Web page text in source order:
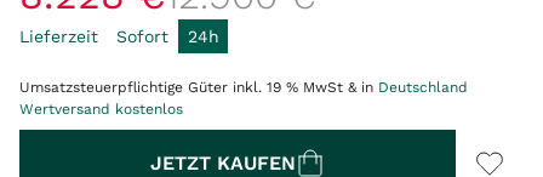
Lieferzeit Sofort 24h
Umsatzsteuerpflichtige Güter inkl. 19 % MwSt & in Deutschland
Wertversand kostenlos
JETZT KAUFEN